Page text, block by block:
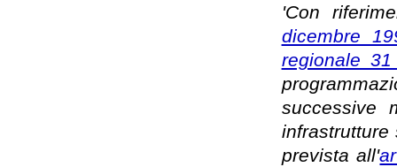
'Con
dicembre
regionale
successive
prevista all'